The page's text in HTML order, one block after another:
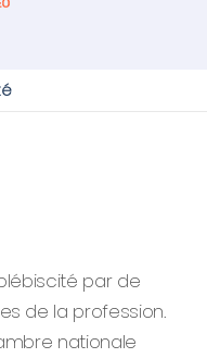
par de
de la profession.
nationale